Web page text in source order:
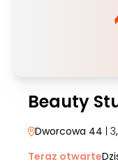
Beauty
Dworcowa 44 | 3
Teraz otwarte